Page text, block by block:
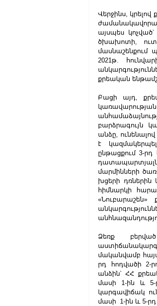
Վերջինս,
այսպես
ծխախոտի,
2021թ.
քրեական
Բացի այդ,
բարձրագույն
անձը,
է
ընթացքում 3-
մարմինների
խցերի
հիմնարկի
Ձեռք
մականվամբ
րդ հոդվածի 2-
անձին՝ ՀՀ
մասի 1-ին և 5-
կարգավիճակ
մասի  1-ին և 5-